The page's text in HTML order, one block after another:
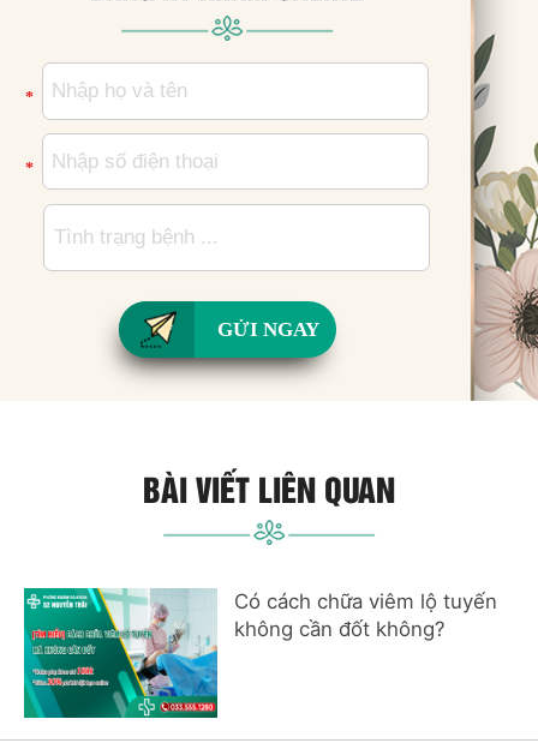
*
*
GỬI NGAY
BÀI VIẾT LIÊN QUAN
Có cách chữa viêm lộ tuyến
không cần đốt không?